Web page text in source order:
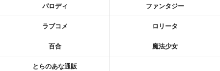
おまとめサイクル「定期便(月2)」一般会員様の利用再開のお知らせ（2026.02.05 掲載）
重要 「とらのあな×駿河屋日本橋乙女同人誌館」通販店頭受取サービス開始のお知らせ（2026.01.05 更新｜2025.12.30 掲載）
【2025/12/1より】「通販ポイント⇒とらコイン変換キャンペーン」終了のお知らせ（2025.11.21 掲載）
個人情報保護方針の改定について（2025.09.19 更新｜2025.08.01 掲載）
パロディ ファンタジー
ラブコメ ロリータ
百合 魔法少女
とらのあな通販